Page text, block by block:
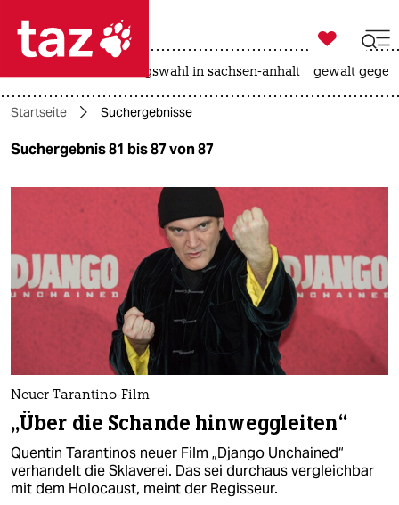
 taz zahl ich
taz zahl ich
themen
gesellschaft
berlin
nord
wahrheit

taz zahl ich
landtagswahl in sachsen-anhalt gewalt
Startseite Suchergebnisse
Suchergebnis 81 bis 87 von 87
Neuer Tarantino-Film
„Über die Schande hinweggleiten“
Quentin Tarantinos neuer Film „Django Unchained“
verhandelt die Sklaverei. Das sei durchaus vergleichbar
mit dem Holocaust, meint der Regisseur.